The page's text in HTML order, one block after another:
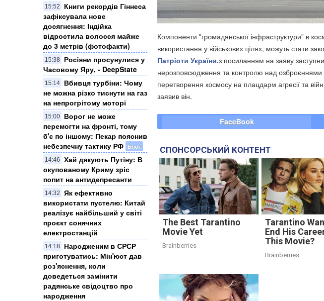
15:52
Книги рекордів Гіннеса
зафіксувала нове
досягнення: Індійка
відростила волосся майже
до 3 метрів (фотофакти)
15:38
Росіяни просунулися у
Часовому Яру, - DeepState
15:14
Вбивця турбіни: Чому
не можна різко тиснути на газ
на непрогрітому моторі
15:00
Ворог не може
перемогти на фронті, тому
б'є по іншому: Пекар пояснив
небезпечну тактику РФ Блог
14:46
Хай дякують Путіну: В
окупованому Криму зріс
попит на антидепресанти
14:32
Як ефективно
використати пустелю: Китай
реалізує найбільший у світі
проєкт сонячних
електростанцій
14:18
Народженим в СРСР
приготуватись: Мін'юст дав
роз'яснення, коли
доведеться замінити
радянське свідоцтво про
народження
Компоненти "громадянської інфраструктури" в
використання у військових цілях, можуть стати
Патріоти України.з посиланням на заяву
нерозповсюдження та контролю над
перетворення космосу на плацдарм агресії та
заявив він.
FaceBook
СПОНСОРСЬКИЙ КОНТЕНТ
The Best Tarantino
Movie Yet
Brainberries
Tarantino
End His
This Movie?
Brainberries